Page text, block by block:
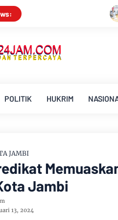
Pemkab Muarojambi
POLITIK HUKRIM
JAMBI
Jambi
13, 2024